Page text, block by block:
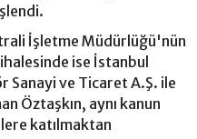
İşletme Müdürlüğü'nün
ise İstanbul
Sanayi ve Ticaret A.Ş. ile
Öztaşkın, aynı kanun
katılmaktan